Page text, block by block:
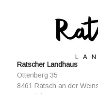
Ratscher Landhaus
Ottenberg 35
8461 Ratsch an der